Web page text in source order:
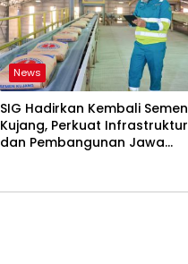
News
SIG Hadirkan Kembali Semen
Kujang, Perkuat Infrastruktur
dan Pembangunan Jawa